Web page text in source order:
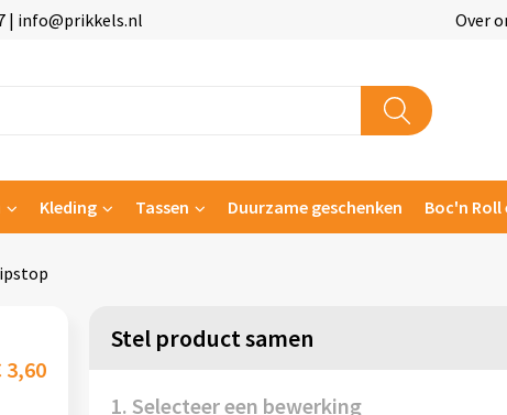
| info@prikkels.nl Over
Kleding Tassen Duurzame geschenken Boc'n Roll
3,60
Stel product samen
1. Selecteer een bewerking